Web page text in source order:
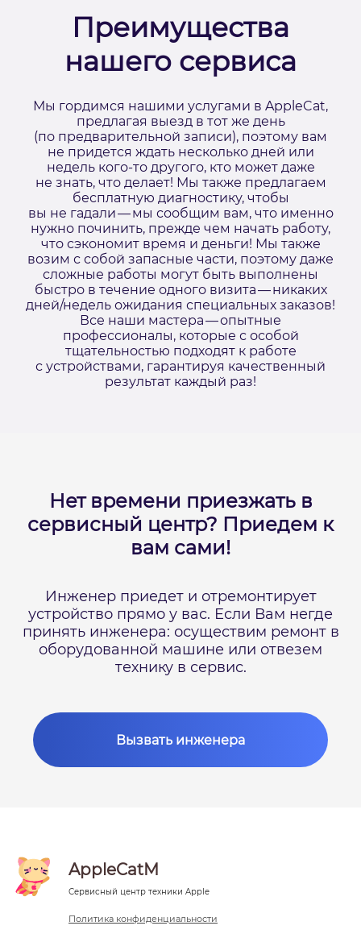
Преимущества
нашего сервиса
Мы гордимся нашими услугами в AppleCat,
предлагая выезд в тот же день
(по предварительной записи), поэтому вам
не придется ждать несколько дней или
недель кого-то другого, кто может даже
не знать, что делает! Мы также предлагаем
бесплатную диагностику, чтобы
вы не гадали — мы сообщим вам, что именно
нужно починить, прежде чем начать работу,
что сэкономит время и деньги! Мы также
возим с собой запасные части, поэтому даже
сложные работы могут быть выполнены
быстро в течение одного визита — никаких
дней/недель ожидания специальных заказов!
Все наши мастера — опытные
профессионалы, которые с особой
тщательностью подходят к работе
с устройствами, гарантируя качественный
результат каждый раз!
Нет времени приезжать в
сервисный центр? Приедем к
вам сами!
Инженер приедет и отремонтирует
устройство прямо у вас. Если Вам негде
принять инженера: осуществим ремонт в
оборудованной машине или отвезем
технику в сервис.
Вызвать инженера
AppleCatM
Сервисный центр техники Apple
Политика конфиденциальности